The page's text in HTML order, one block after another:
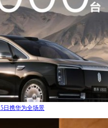
日携华为全场景